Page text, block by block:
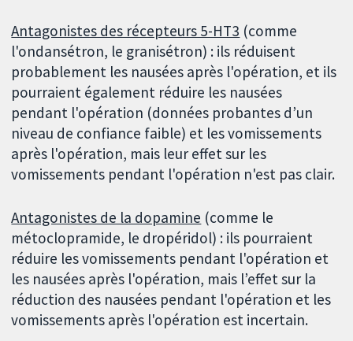
Antagonistes des récepteurs 5-HT3 (comme
l'ondansétron, le granisétron) : ils réduisent
probablement les nausées après l'opération, et ils
pourraient également réduire les nausées
pendant l'opération (données probantes d’un
niveau de confiance faible) et les vomissements
après l'opération, mais leur effet sur les
vomissements pendant l'opération n'est pas clair.
Antagonistes de la dopamine (comme le
métoclopramide, le dropéridol) : ils pourraient
réduire les vomissements pendant l'opération et
les nausées après l'opération, mais l’effet sur la
réduction des nausées pendant l'opération et les
vomissements après l'opération est incertain.